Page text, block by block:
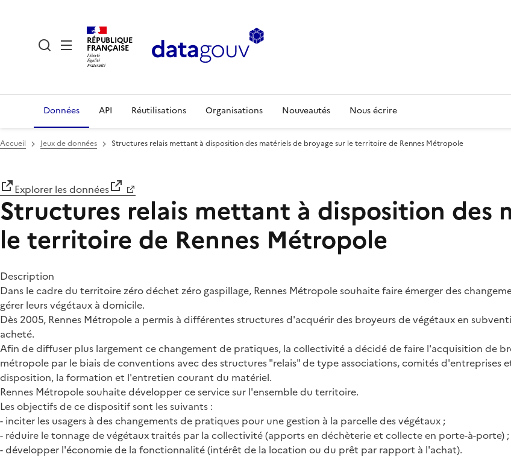
RÉPUBLIQUE
FRANÇAISE
Données API Réutilisations Organisations Nouveautés Nous écrire
Accueil Jeux de données Structures relais mettant à disposition des matériels de broyage sur le territoire de Rennes Métropole
Explorer les données
Structures relais mettant à disposition des
le territoire de Rennes Métropole
Description
Dans le cadre du territoire zéro déchet zéro gaspillage, Rennes Métropole souhaite faire émerger des
gérer leurs végétaux à domicile.
Dès 2005, Rennes Métropole a permis à différentes structures d'acquérir des broyeurs de végétaux en
acheté.
Afin de diffuser plus largement ce changement de pratiques, la collectivité a décidé de faire l'acquisition de
métropole par le biais de conventions avec des structures "relais" de type associations, comités d'entreprises
disposition, la formation et l'entretien courant du matériel.
Rennes Métropole souhaite développer ce service sur l'ensemble du territoire.
Les objectifs de ce dispositif sont les suivants :
- inciter les usagers à des changements de pratiques pour une gestion à la parcelle des végétaux ;
- réduire le tonnage de végétaux traités par la collectivité (apports en déchèterie et collecte en porte-à-porte) ;
- développer l'économie de la fonctionnalité (intérêt de la location ou du prêt par rapport à l'achat).